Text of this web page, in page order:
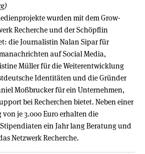
wurden mit dem Grow-
Recherche und der Schöpflin
die Journalistin Nalan Sipar für
auf Social Media,
Müller für die Weiterentwicklung
Identitäten und die Gründer
Moßbrucker für ein Unternehmen,
bei Recherchen bietet. Neben einer
je 3.000 Euro erhalten die
ein Jahr lang Beratung und
Netzwerk Recherche.